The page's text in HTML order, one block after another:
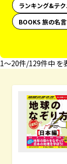
ランキング&テ
BOOKS 旅の名
1〜20件/129件中 を